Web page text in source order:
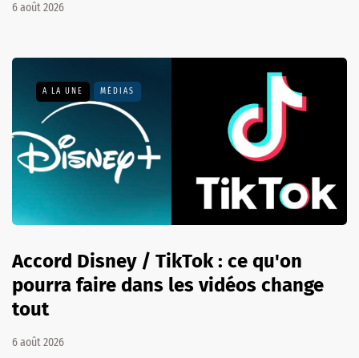
6 août 2026
A LA UNE MÉDIAS
Accord Disney / TikTok : ce qu'on
pourra faire dans les vidéos change
tout
6 août 2026